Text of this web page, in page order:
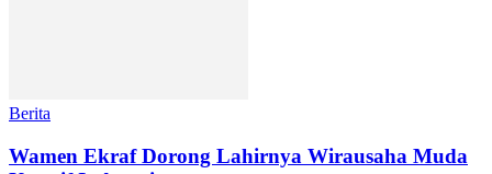
Berita
Wamen Ekraf Dorong Lahirnya Wirausaha Muda